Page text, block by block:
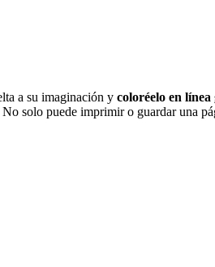
a su imaginación y coloréelo en línea
solo puede imprimir o guardar una